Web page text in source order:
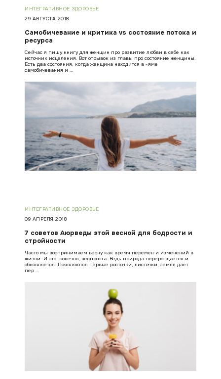
ИНТЕГРАТИВНОЕ ЗДОРОВЬЕ
29 АВГУСТА 2018
Самобичевание и критика vs состояние потока и
ресурса
Сейчас я пишу книгу для женщин про развитие любви в себе как
источник исцеления. Вот отрывок из главы про состояние женщины.
Есть два состояния: когда женщина находится в «яме
самобичевания и …
ИНТЕГРАТИВНОЕ ЗДОРОВЬЕ
09 АПРЕЛЯ 2018
7 советов Аюрведы этой весной для бодрости и
стройности
Часто мы воспринимаем весну как время перемен и изменений в
жизни. И это, конечно, неспроста. Ведь природа перерождается и
обновляется. Появляются первые росточки, листочки, земля дает
пер …